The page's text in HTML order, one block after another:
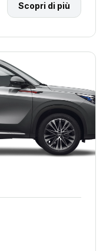
Scopri di più